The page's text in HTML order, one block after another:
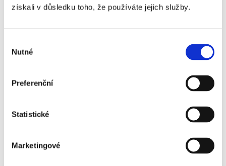
získali v důsledku toho, že používáte jejich služby.
souhlasu
Nutné
Preferenční
Statistické
Marketingové
pronajímání jakékoli nemovitosti. Majitel nemovitosti
(pronajímatel) umožňuje nájemci dočasně užívat
smlouva stanoví. Musí být zhotovena písemně s